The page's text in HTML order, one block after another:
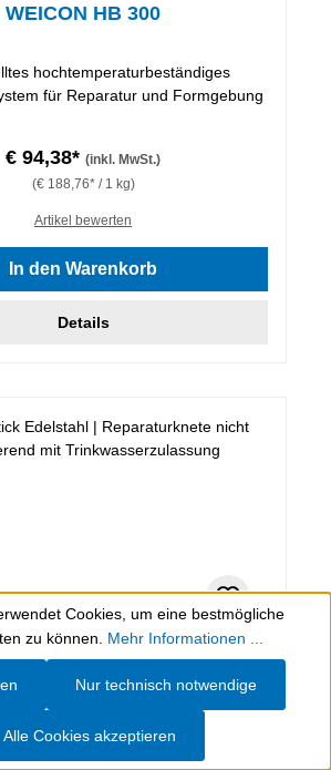
WEICON HB 300
hochtemperaturbeständiges
für Reparatur und Formgebung
€ 94,38* (inkl. MwSt.)
(€ 188,76* / 1 kg)
Artikel bewerten
In den Warenkorb
Details
57 g, dunkelgrau
Stick Edelstahl
nicht korrodierend mit
anzeigen
Cookies, um eine bestmögliche
zu können. Mehr Informationen ...
Nur technisch notwendige
Alle Cookies akzeptieren